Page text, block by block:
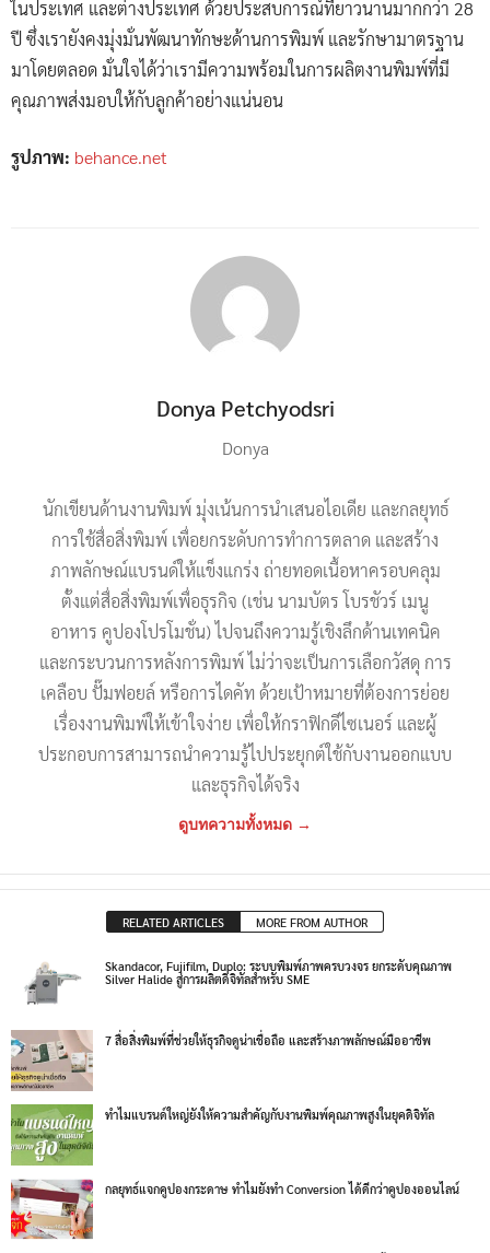
ในประเทศ และต่างประเทศ ด้วยประสบการณ์ที่ยาวนานมากกว่า 28
ปี ซึ่งเรายังคงมุ่งมั่นพัฒนาทักษะด้านการพิมพ์ และรักษามาตรฐาน
มาโดยตลอด มั่นใจได้ว่าเรามีความพร้อมในการผลิตงานพิมพ์ที่มี
คุณภาพส่งมอบให้กับลูกค้าอย่างแน่นอน
รูปภาพ: behance.net
Donya Petchyodsri
Donya
นักเขียนด้านงานพิมพ์ มุ่งเน้นการนำเสนอไอเดีย และกลยุทธ์
การใช้สื่อสิ่งพิมพ์ เพื่อยกระดับการทำการตลาด และสร้าง
ภาพลักษณ์แบรนด์ให้แข็งแกร่ง ถ่ายทอดเนื้อหาครอบคลุม
ตั้งแต่สื่อสิ่งพิมพ์เพื่อธุรกิจ (เช่น นามบัตร โบรชัวร์ เมนู
อาหาร คูปองโปรโมชั่น) ไปจนถึงความรู้เชิงลึกด้านเทคนิค
และกระบวนการหลังการพิมพ์ ไม่ว่าจะเป็นการเลือกวัสดุ การ
เคลือบ ปั๊มฟอยล์ หรือการไดคัท ด้วยเป้าหมายที่ต้องการย่อย
เรื่องงานพิมพ์ให้เข้าใจง่าย เพื่อให้กราฟิกดีไซเนอร์ และผู้
ประกอบการสามารถนำความรู้ไปประยุกต์ใช้กับงานออกแบบ
และธุรกิจได้จริง
ดูบทความทั้งหมด →
RELATED ARTICLES MORE FROM AUTHOR
Skandacor, Fujifilm, Duplo: ระบบพิมพ์ภาพครบวงจร ยกระดับคุณภาพ
Silver Halide สู่การผลิตดิจิทัลสำหรับ SME
7 สื่อสิ่งพิมพ์ที่ช่วยให้ธุรกิจดูน่าเชื่อถือ และสร้างภาพลักษณ์มืออาชีพ
ทำไมแบรนด์ใหญ่ยังให้ความสำคัญกับงานพิมพ์คุณภาพสูงในยุคดิจิทัล
กลยุทธ์แจกคูปองกระดาษ ทำไมยังทำ Conversion ได้ดีกว่าคูปองออนไลน์